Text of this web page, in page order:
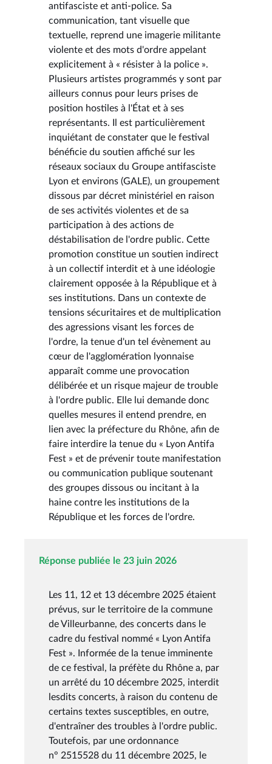
antifasciste et anti-police. Sa
communication, tant visuelle que
textuelle, reprend une imagerie militante
violente et des mots d'ordre appelant
explicitement à « résister à la police ».
Plusieurs artistes programmés y sont par
ailleurs connus pour leurs prises de
position hostiles à l'État et à ses
représentants. Il est particulièrement
inquiétant de constater que le festival
bénéficie du soutien affiché sur les
réseaux sociaux du Groupe antifasciste
Lyon et environs (GALE), un groupement
dissous par décret ministériel en raison
de ses activités violentes et de sa
participation à des actions de
déstabilisation de l'ordre public. Cette
promotion constitue un soutien indirect
à un collectif interdit et à une idéologie
clairement opposée à la République et à
ses institutions. Dans un contexte de
tensions sécuritaires et de multiplication
des agressions visant les forces de
l'ordre, la tenue d'un tel évènement au
cœur de l'agglomération lyonnaise
apparaît comme une provocation
délibérée et un risque majeur de trouble
à l'ordre public. Elle lui demande donc
quelles mesures il entend prendre, en
lien avec la préfecture du Rhône, afin de
faire interdire la tenue du « Lyon Antifa
Fest » et de prévenir toute manifestation
ou communication publique soutenant
des groupes dissous ou incitant à la
haine contre les institutions de la
République et les forces de l'ordre.
Réponse publiée le 23 juin 2026
Les 11, 12 et 13 décembre 2025 étaient
prévus, sur le territoire de la commune
de Villeurbanne, des concerts dans le
cadre du festival nommé « Lyon Antifa
Fest ». Informée de la tenue imminente
de ce festival, la préfète du Rhône a, par
un arrêté du 10 décembre 2025, interdit
lesdits concerts, à raison du contenu de
certains textes susceptibles, en outre,
d'entraîner des troubles à l'ordre public.
Toutefois, par une ordonnance
n° 2515528 du 11 décembre 2025, le